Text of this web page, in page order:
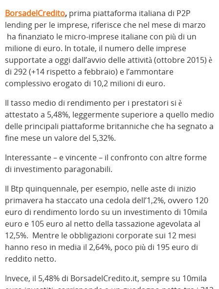
BorsadelCredito, prima piattaforma italiana di P2P
lending per le imprese, riferisce che nel mese di marzo
ha finanziato le micro-imprese italiane con più di un
milione di euro. In totale, il numero delle imprese
supportate a oggi dall’avvio delle attività (ottobre 2015) è
di 292 (+14 rispetto a febbraio) e l’ammontare
complessivo erogato di 10,2 milioni di euro.
Il tasso medio di rendimento per i prestatori si è
attestato a 5,48%, leggermente superiore a quello medio
delle principali piattaforme britanniche che ha segnato a
fine mese un valore del 5,32%.
Interessante – e vincente – il confronto con altre forme
di investimento paragonabili.
Il Btp quinquennale, per esempio, nelle aste di inizio
primavera ha staccato una cedola dell’1,2%, ovvero 120
euro di rendimento lordo su un investimento di 10mila
euro e 105 euro al netto della tassazione agevolata al
12,5%. Mentre le obbligazioni corporate sui 12 mesi
hanno reso in media il 2,64%, poco più di 195 euro di
reddito netto.
Invece, il 5,48% di BorsadelCredito.it, sempre su 10mila